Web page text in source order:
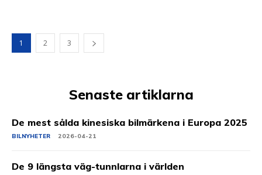
1 2 3
Senaste artiklarna
De mest sålda kinesiska bilmärkena i Europa 2025
BILNYHETER 2026-04-21
De 9 längsta väg-tunnlarna i världen